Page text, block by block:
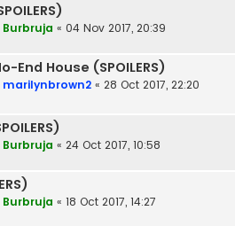
Burbruja « 04 Nov 2017, 20:39
End House (SPOILERS)
marilynbrown2 « 28 Oct 2017, 22:20
Burbruja « 24 Oct 2017, 10:58
Burbruja « 18 Oct 2017, 14:27